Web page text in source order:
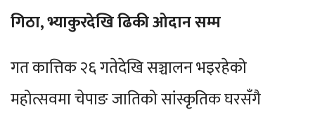
गिठा, भ्याकुरदेखि ढिकी ओदान सम्म
गत कात्तिक २६ गतेदेखि सञ्चालन भइरहेको
महोत्सवमा चेपाङ जातिको सांस्कृतिक घरसँगै